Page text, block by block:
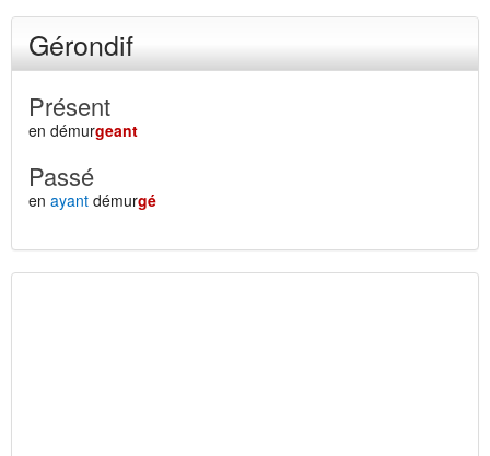
Gérondif
Présent
en démurgeant
Passé
en ayant démurgé